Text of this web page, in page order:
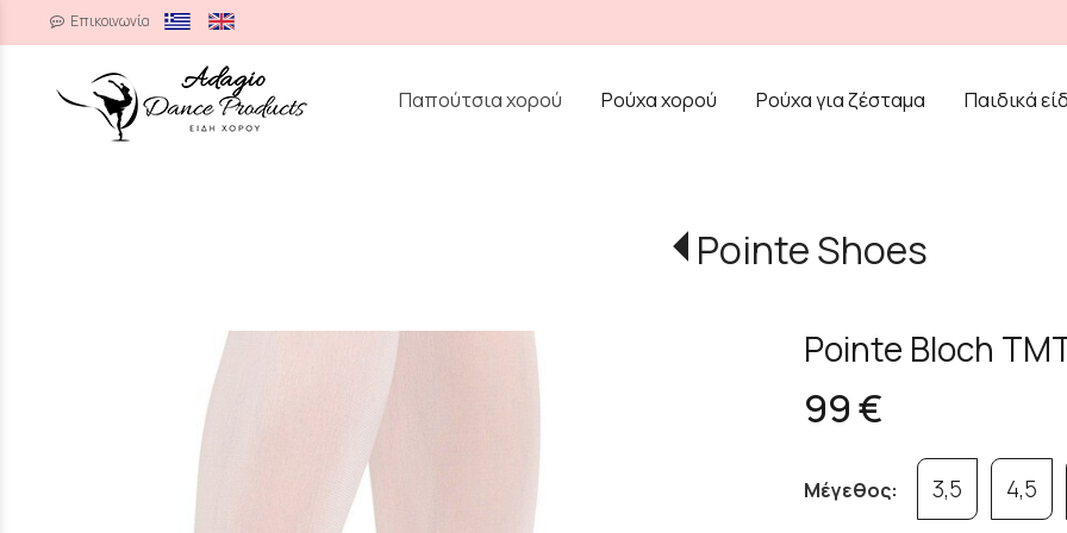
Επικοινωνία
Παπούτσια χορού
Ρούχα χορού Ρούχα για ζέσταμα Παιδικά
Pointe Shoes
Pointe Bloch
99 €
Μέγεθος: 3,5 4,5